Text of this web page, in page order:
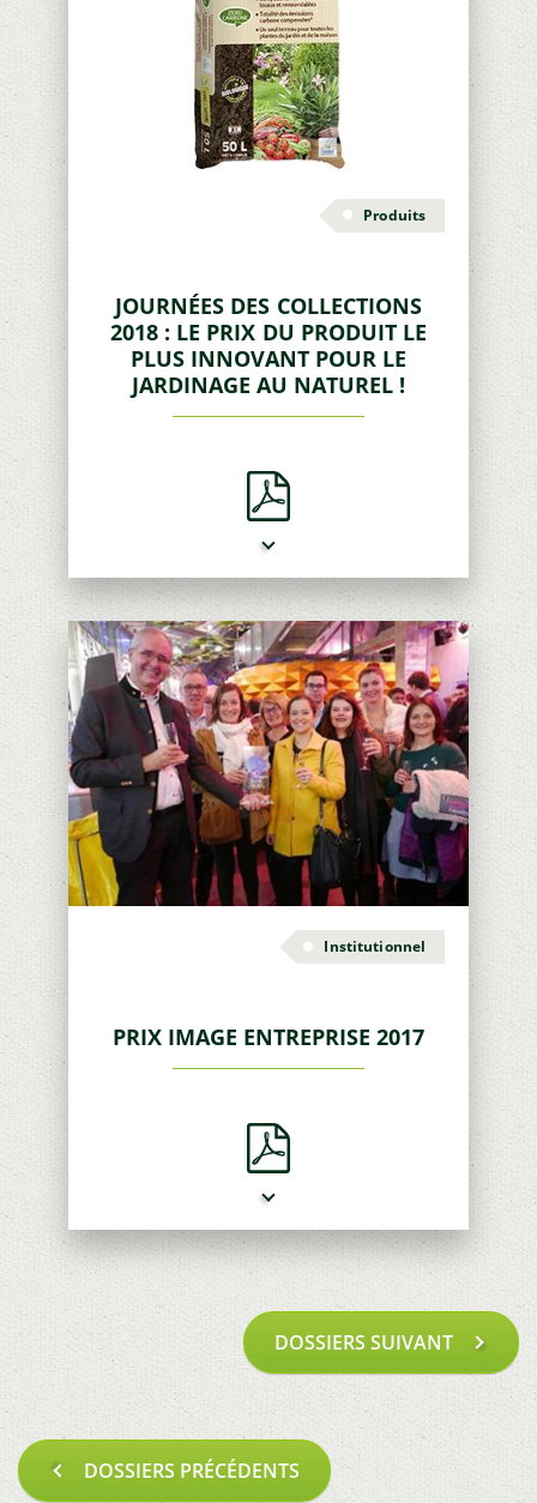
Produits
JOURNÉES DES COLLECTIONS
2018 : LE PRIX DU PRODUIT LE
PLUS INNOVANT POUR LE
JARDINAGE AU NATUREL !
Institutionnel
PRIX IMAGE ENTREPRISE 2017
Pagination
PREVIOUS
DOSSIERS SUIVANT
NEXT
DOSSIERS PRÉCÉDENTS